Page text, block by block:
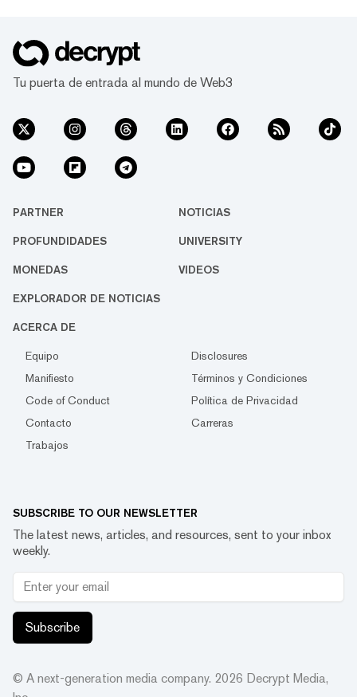
Tu puerta de entrada al mundo de Web3
PARTNER NOTICIAS
PROFUNDIDADES UNIVERSITY
MONEDAS VIDEOS
EXPLORADOR DE NOTICIAS
ACERCA DE
Equipo
Disclosures
Manifiesto
Términos y Condiciones
Code of Conduct
Política de Privacidad
Contacto
Carreras
Trabajos
SUBSCRIBE TO OUR NEWSLETTER
The latest news, articles, and resources, sent to your inbox
weekly.
Subscribe
© A next-generation media company. 2026 Decrypt Media,